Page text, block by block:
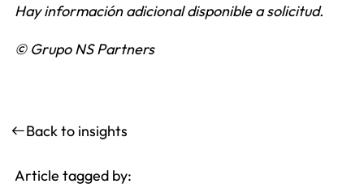
Hay información adicional disponible a solicitud.
© Grupo NS Partners
Back to insights
Article tagged by: